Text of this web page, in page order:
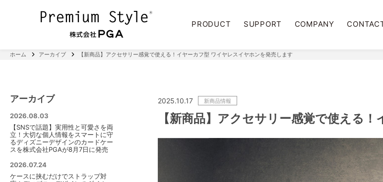
PRODUCT SUPPORT COMPANY
ホーム アーカイブ 【新商品】アクセサリー感覚で使える！イヤーカフ型 ワイヤレスイヤホンを発売します
アーカイブ
2026.08.03
【SNSで話題】実用性と可愛さを両
立！大切な個人情報をスマートに守
るディズニーデザインのカードケー
スを株式会社PGAが8月7日に発売
2026.07.24
ケースに挟むだけでストラップ対
2025.10.17 新商品情報
【新商品】アクセサリー感覚で使える